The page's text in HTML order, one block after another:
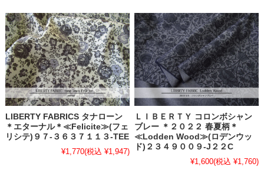
LIBERTY FABRICS タナローン
＊エターナル＊≪Felicite≫(フェ
リシテ)９７-３６３７１１３-TEE
¥1,770(税込 ¥1,947)
ＬＩＢＥＲＴＹ コロンボシャン
ブレー ＊２０２２ 春夏柄＊
≪Lodden Wood≫(ロデンウッ
ド)２３４９００９-J２２C
¥1,600(税込 ¥1,760)